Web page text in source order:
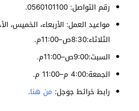
رقم التواصل: 0560101100.
مواعيد العمل: الأربعاء، الخميس،
الثلاثاء:8:30ص–11:00م.
السبت:9:00ص–11:00م.
الجمعة:4:00 م–11:00 م.
رابط خرائط جوجل: من هنا.